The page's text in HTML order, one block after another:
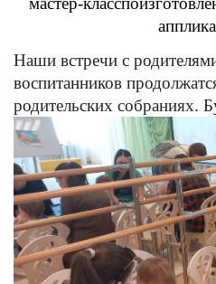
Наши встречи с
воспитанников
родительских собраниях.